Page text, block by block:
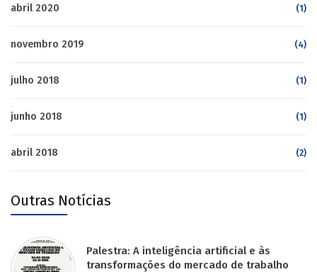
abril 2020 (1)
novembro 2019 (4)
julho 2018 (1)
junho 2018 (1)
abril 2018 (2)
Outras Notícias
Palestra: A inteligência artificial e às
transformações do mercado de trabalho